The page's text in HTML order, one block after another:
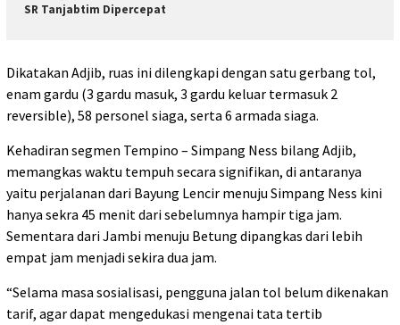
SR Tanjabtim Dipercepat
Dikatakan Adjib, ruas ini dilengkapi dengan satu gerbang tol,
enam gardu (3 gardu masuk, 3 gardu keluar termasuk 2
reversible), 58 personel siaga, serta 6 armada siaga.
Kehadiran segmen Tempino – Simpang Ness bilang Adjib,
memangkas waktu tempuh secara signifikan, di antaranya
yaitu perjalanan dari Bayung Lencir menuju Simpang Ness kini
hanya sekra 45 menit dari sebelumnya hampir tiga jam.
Sementara dari Jambi menuju Betung dipangkas dari lebih
empat jam menjadi sekira dua jam.
“Selama masa sosialisasi, pengguna jalan tol belum dikenakan
tarif, agar dapat mengedukasi mengenai tata tertib